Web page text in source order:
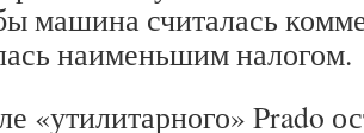
машина считалась
наименьшим налогом.
«утилитарного» Prado